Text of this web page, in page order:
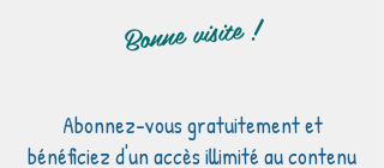
Bonne visite !
Abonnez-vous gratuitement et
bénéficiez d'un accès illimité au contenu